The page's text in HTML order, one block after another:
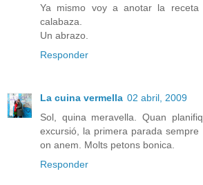
Ya mismo voy a anotar la
calabaza.
Un abrazo.
Responder
La cuina vermella 02 abril, 2009
Sol, quina meravella. Quan
excursió, la primera parada
on anem. Molts petons bonica.
Responder